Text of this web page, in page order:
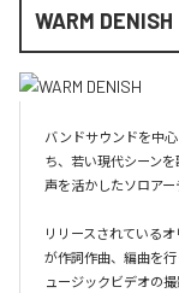
WARM DENISH
バンドサウンドを中
ち、若い現代シーン
声を活かしたソロアー
リリースされている
が作詞作曲、編曲を
ュージックビデオの